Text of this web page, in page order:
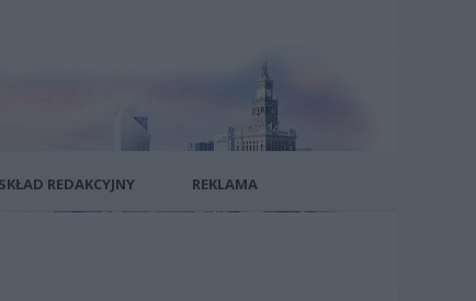
SKŁAD REDAKCYJNY REKLAMA